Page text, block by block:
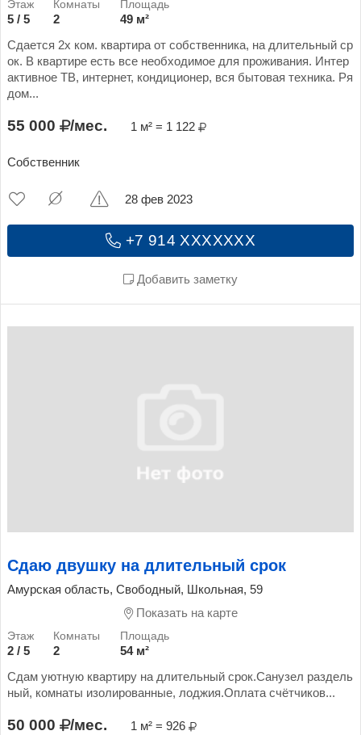
5 / 5 2
49 м²
Сдается 2х ком. квартира от собственника, на длительный ср
ок. В квартире есть все необходимое для проживания. Интер
активное ТВ, интернет, кондиционер, вся бытовая техника. Ря
дом...
55 000 /мес. 1 м² = 1 122
Собственник
+7 914 XXXXXXX
Добавить заметку
28 фев 2023
Сдаю двушку на длительный срок
Амурская область, Свободный, Школьная, 59
Показать на карте
2 / 5 2
54 м²
Сдам уютную квартиру на длительный срок.Санузел раздель
ный, комнаты изолированные, лоджия.Оплата счётчиков...
50 000 /мес. 1 м² = 926